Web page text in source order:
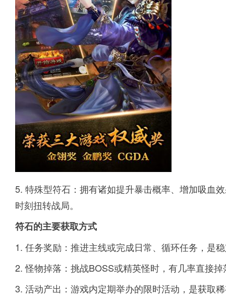
5. 特殊型符石：拥有诸如提升暴击概率、增加吸血
时刻扭转战局。
符石的主要获取方式
1. 任务奖励：推进主线或完成日常、循环任务，是
2. 怪物掉落：挑战BOSS或精英怪时，有几率直接
3. 活动产出：游戏内定期举办的限时活动，是获取